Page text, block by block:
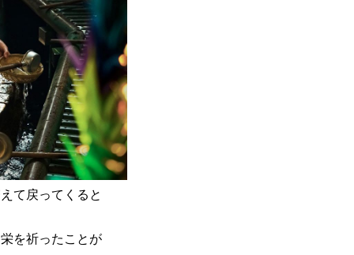
て戻ってくると
を祈ったことが